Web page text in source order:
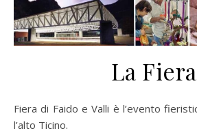
La Fiera
Fiera di Faido e Valli è l’evento fieristico di riferimento per
l’alto Ticino.